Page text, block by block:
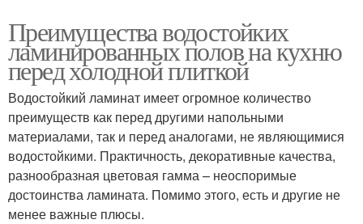
Преимущества водостойких
ламинированных полов на кухню
перед холодной плиткой
Водостойкий ламинат имеет огромное количество
преимуществ как перед другими напольными
материалами, так и перед аналогами, не являющимися
водостойкими. Практичность, декоративные качества,
разнообразная цветовая гамма – неоспоримые
достоинства ламината. Помимо этого, есть и другие не
менее важные плюсы.